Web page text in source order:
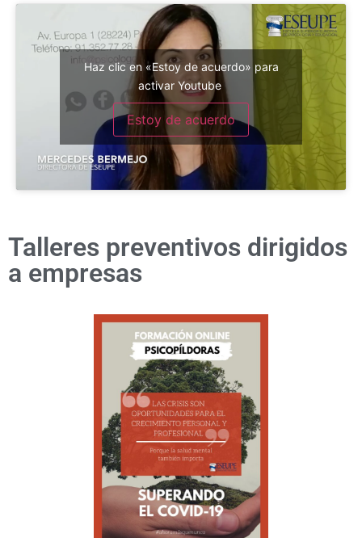
Haz clic en «Estoy de acuerdo» para
activar Youtube
Estoy de acuerdo
Talleres preventivos dirigidos
a empresas